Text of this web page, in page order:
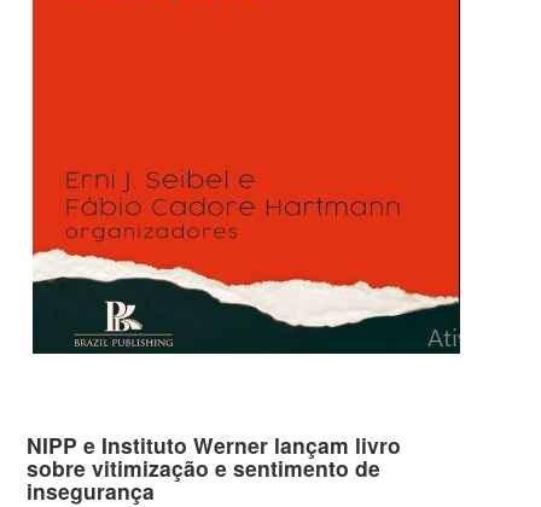
NIPP e Instituto Werner lançam livro
sobre vitimização e sentimento de
insegurança